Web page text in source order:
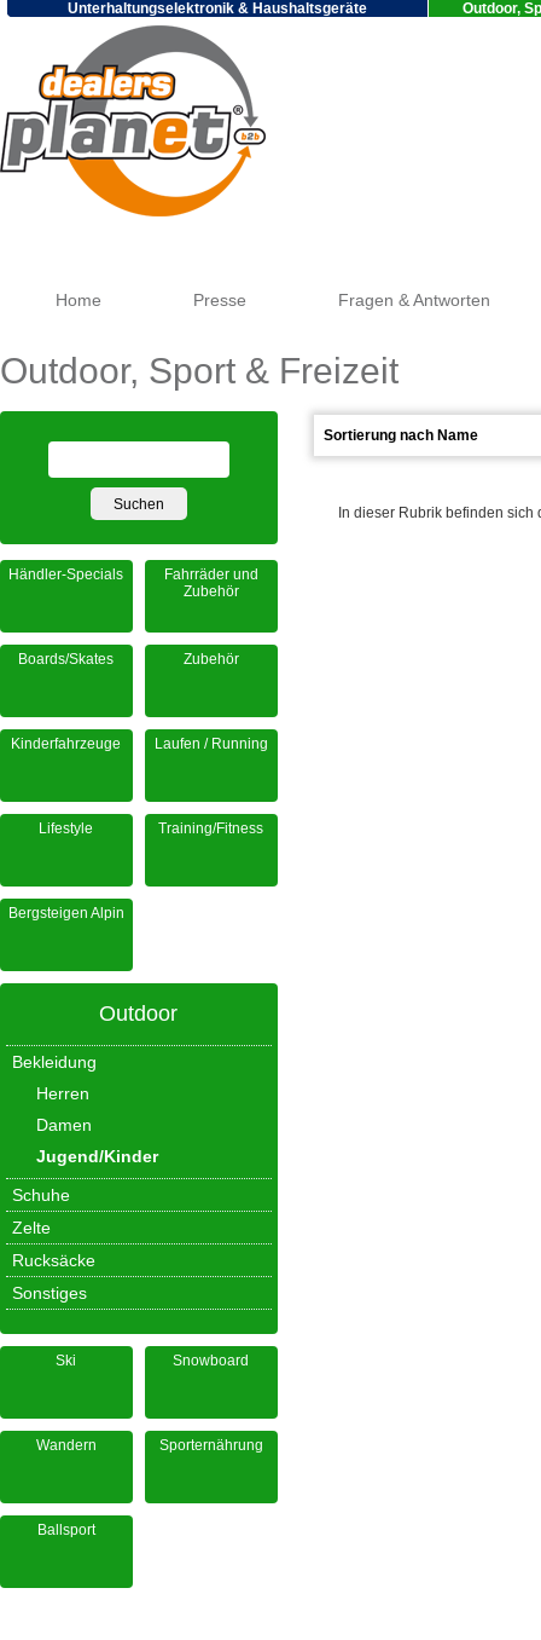
Unterhaltungselektronik & Haushaltsgeräte Outdoor,
Home Presse Fragen & Antworten
Outdoor, Sport & Freizeit
In dieser Rubrik befinden
Händler-Specials
Fahrräder und
Zubehör
Boards/Skates Zubehör
Kinderfahrzeuge Laufen / Running
Lifestyle Training/Fitness
Bergsteigen Alpin
Outdoor
Bekleidung
Herren
Damen
Jugend/Kinder
Schuhe
Zelte
Rucksäcke
Sonstiges
Ski Snowboard
Wandern Sporternährung
Ballsport